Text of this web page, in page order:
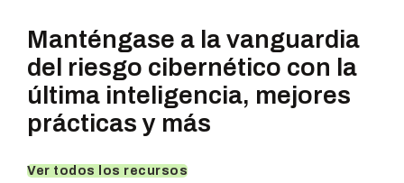
Manténgase a la vanguardia
del riesgo cibernético con la
última inteligencia, mejores
prácticas y más
Ver todos los recursos